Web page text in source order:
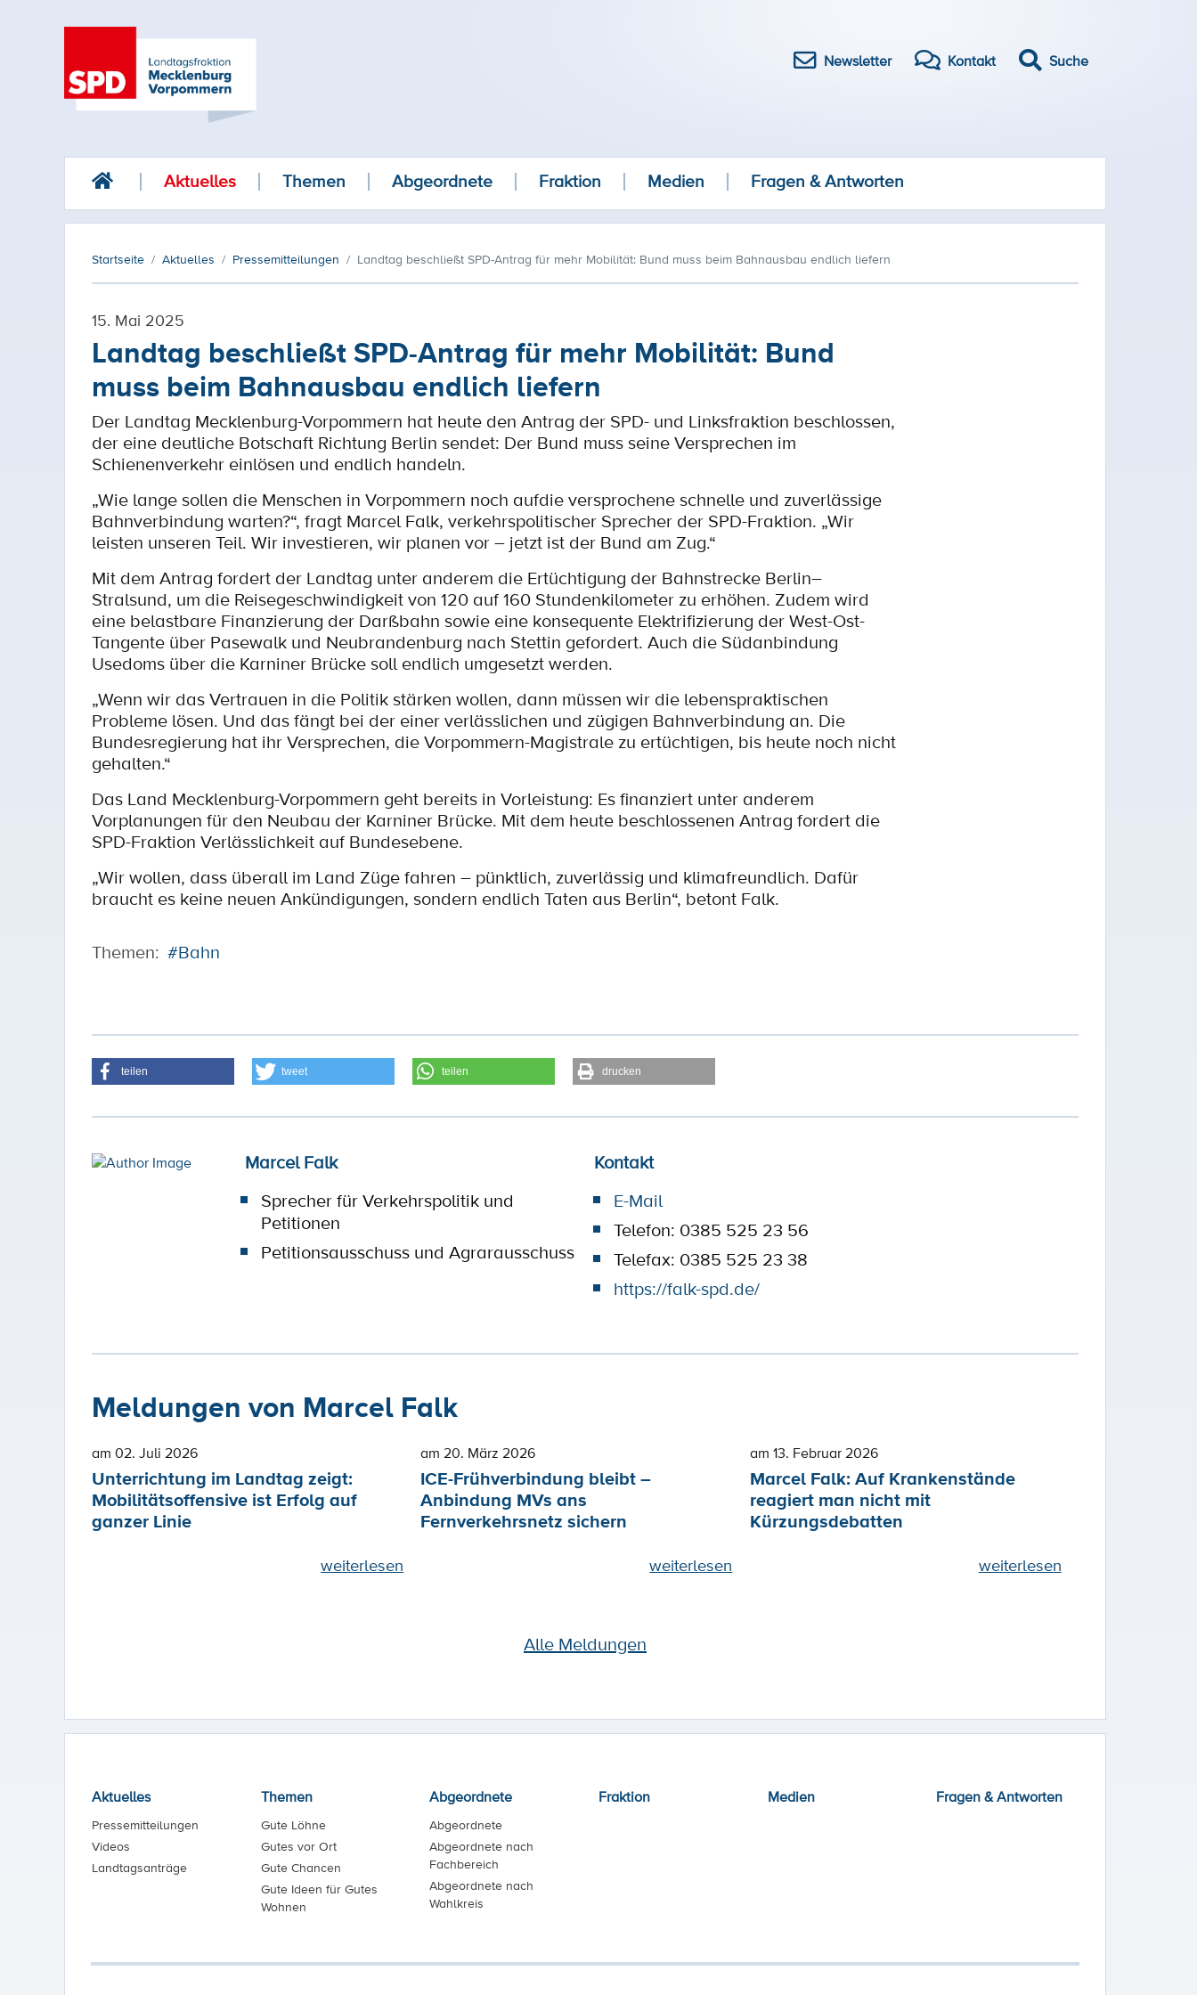
Newsletter Kontakt Suche
Aktuelles Themen Abgeordnete Fraktion Medien Fragen & Antworten
Startseite Aktuelles Pressemitteilungen Landtag beschließt SPD-Antrag für mehr Mobilität: Bund muss beim Bahnausbau endlich liefern
15. Mai 2025
Landtag beschließt SPD-Antrag für mehr Mobilität: Bund
muss beim Bahnausbau endlich liefern
Der Landtag Mecklenburg-Vorpommern hat heute den Antrag der SPD- und Linksfraktion beschlossen,
der eine deutliche Botschaft Richtung Berlin sendet: Der Bund muss seine Versprechen im
Schienenverkehr einlösen und endlich handeln.
„Wie lange sollen die Menschen in Vorpommern noch aufdie versprochene schnelle und zuverlässige
Bahnverbindung warten?“, fragt Marcel Falk, verkehrspolitischer Sprecher der SPD-Fraktion. „Wir
leisten unseren Teil. Wir investieren, wir planen vor – jetzt ist der Bund am Zug.“
Mit dem Antrag fordert der Landtag unter anderem die Ertüchtigung der Bahnstrecke Berlin–
Stralsund, um die Reisegeschwindigkeit von 120 auf 160 Stundenkilometer zu erhöhen. Zudem wird
eine belastbare Finanzierung der Darßbahn sowie eine konsequente Elektrifizierung der West-Ost-
Tangente über Pasewalk und Neubrandenburg nach Stettin gefordert. Auch die Südanbindung
Usedoms über die Karniner Brücke soll endlich umgesetzt werden.
„Wenn wir das Vertrauen in die Politik stärken wollen, dann müssen wir die lebenspraktischen
Probleme lösen. Und das fängt bei der einer verlässlichen und zügigen Bahnverbindung an. Die
Bundesregierung hat ihr Versprechen, die Vorpommern-Magistrale zu ertüchtigen, bis heute noch nicht
gehalten.“
Das Land Mecklenburg-Vorpommern geht bereits in Vorleistung: Es finanziert unter anderem
Vorplanungen für den Neubau der Karniner Brücke. Mit dem heute beschlossenen Antrag fordert die
SPD-Fraktion Verlässlichkeit auf Bundesebene.
„Wir wollen, dass überall im Land Züge fahren – pünktlich, zuverlässig und klimafreundlich. Dafür
braucht es keine neuen Ankündigungen, sondern endlich Taten aus Berlin“, betont Falk.
Themen: #Bahn
teilen tweet teilen drucken
Marcel Falk
Kontakt
Sprecher für Verkehrspolitik und
Petitionen
Petitionsausschuss und Agrarausschuss
E-Mail
Telefon: 0385 525 23 56
Telefax: 0385 525 23 38
https://falk-spd.de/
Meldungen von Marcel Falk
am 02. Juli 2026
Unterrichtung im Landtag zeigt:
Mobilitätsoffensive ist Erfolg auf
ganzer Linie
weiterlesen
am 20. März 2026
ICE-Frühverbindung bleibt –
Anbindung MVs ans
Fernverkehrsnetz sichern
weiterlesen
am 13. Februar 2026
Marcel Falk: Auf Krankenstände
reagiert man nicht mit
Kürzungsdebatten
weiterlesen
Alle Meldungen
Aktuelles
Pressemitteilungen
Videos
Landtagsanträge
Themen
Gute Löhne
Gutes vor Ort
Gute Chancen
Gute Ideen für Gutes
Wohnen
Abgeordnete
Abgeordnete
Abgeordnete nach
Fachbereich
Abgeordnete nach
Wahlkreis
Fraktion Medien Fragen & Antworten